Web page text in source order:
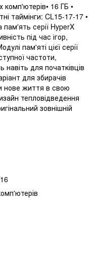
16 ГБ •
таймінги: CL15-17-17 •
серії HyperX
під час ігор,
пам'яті цієї серії
частоти,
для початківців
для збирачів
нове життя в свою
тепловідведення
зовнішній